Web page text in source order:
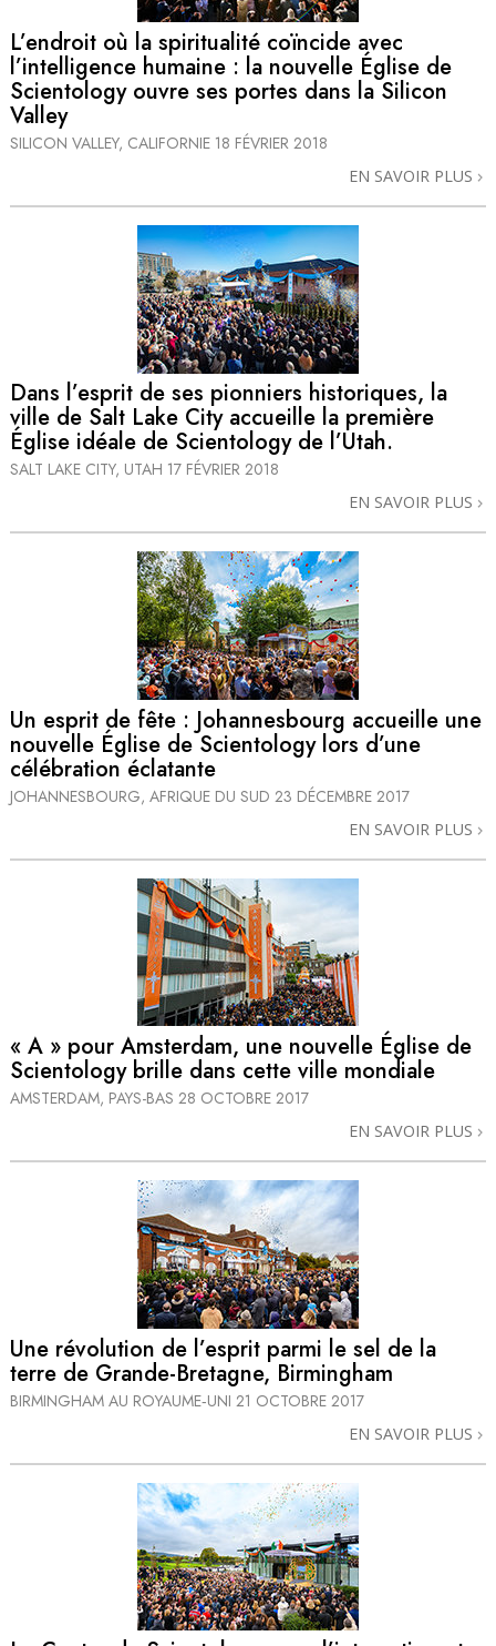
L’endroit où la spiritualité coïncide avec
l’intelligence humaine : la nouvelle Église de
Scientology ouvre ses portes dans la Silicon
Valley
SILICON VALLEY, CALIFORNIE 18 FÉVRIER 2018
EN SAVOIR PLUS
Dans l’esprit de ses pionniers historiques, la
ville de Salt Lake City accueille la première
Église idéale de Scientology de l’Utah.
SALT LAKE CITY, UTAH 17 FÉVRIER 2018
EN SAVOIR PLUS
Un esprit de fête : Johannesbourg accueille une
nouvelle Église de Scientology lors d’une
célébration éclatante
JOHANNESBOURG, AFRIQUE DU SUD 23 DÉCEMBRE 2017
EN SAVOIR PLUS
« A » pour Amsterdam, une nouvelle Église de
Scientology brille dans cette ville mondiale
AMSTERDAM, PAYS-BAS 28 OCTOBRE 2017
EN SAVOIR PLUS
Une révolution de l’esprit parmi le sel de la
terre de Grande-Bretagne, Birmingham
BIRMINGHAM AU ROYAUME‑UNI 21 OCTOBRE 2017
EN SAVOIR PLUS